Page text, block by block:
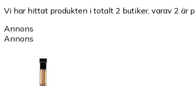
Vi har hittat produkten i totalt 2 butiker, varav 2 är
Annons
Annons